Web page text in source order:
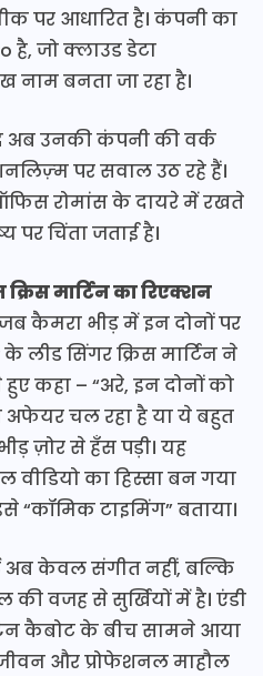
पर आधारित है। कंपनी का
है, जो क्लाउड डेटा
नाम बनता जा रहा है।
अब उनकी कंपनी की वर्क
पर सवाल उठ रहे हैं।
रोमांस के दायरे में रखते
पर चिंता जताई है।
मार्टिन का रिएक्शन
कैमरा भीड़ में इन दोनों पर
लीड सिंगर क्रिस मार्टिन ने
कहा – “अरे, इन दोनों को
अफेयर चल रहा है या ये बहुत
ज़ोर से हँस पड़ी। यह
वीडियो का हिस्सा बन गया
“कॉमिक टाइमिंग” बताया।
अब केवल संगीत नहीं, बल्कि
की वजह से सुर्खियों में है। एंडी
कैबोट के बीच सामने आया
और प्रोफेशनल माहौल